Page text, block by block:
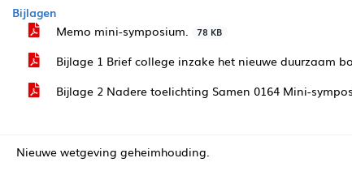
Bijlagen
Memo mini-symposium.
78 KB
Bijlage 1 Brief college inzake het nieuwe duurzaam
Bijlage 2 Nadere toelichting Samen 0164 Mini-
Nieuwe wetgeving geheimhouding.